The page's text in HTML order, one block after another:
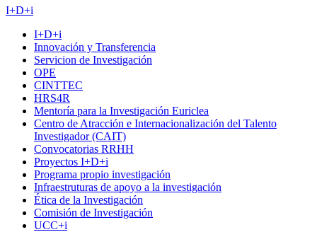
I+D+i
I+D+i
Innovación y Transferencia
Servicion de Investigación
OPE
CINTTEC
HRS4R
Mentoría para la Investigación Euriclea
Centro de Atracción e Internacionalización del Talento
Investigador (CAIT)
Convocatorias RRHH
Proyectos I+D+i
Programa propio investigación
Infraestruturas de apoyo a la investigación
Ética de la Investigación
Comisión de Investigación
UCC+i